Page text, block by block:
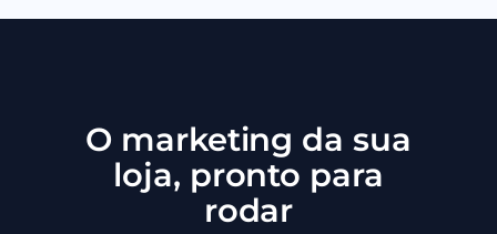
O marketing da sua
loja, pronto para
rodar